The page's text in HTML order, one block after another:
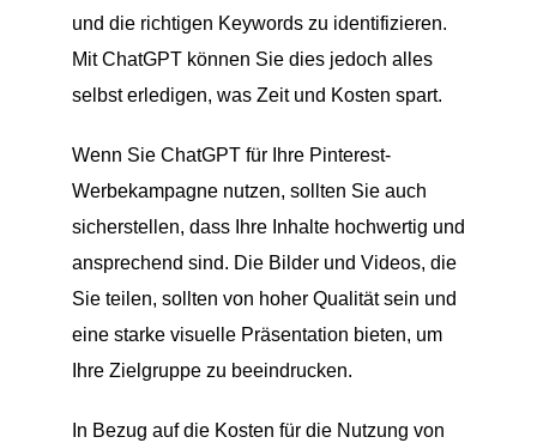
und die richtigen Keywords zu identifizieren.
Mit ChatGPT können Sie dies jedoch alles
selbst erledigen, was Zeit und Kosten spart.
Wenn Sie ChatGPT für Ihre Pinterest-
Werbekampagne nutzen, sollten Sie auch
sicherstellen, dass Ihre Inhalte hochwertig und
ansprechend sind. Die Bilder und Videos, die
Sie teilen, sollten von hoher Qualität sein und
eine starke visuelle Präsentation bieten, um
Ihre Zielgruppe zu beeindrucken.
In Bezug auf die Kosten für die Nutzung von